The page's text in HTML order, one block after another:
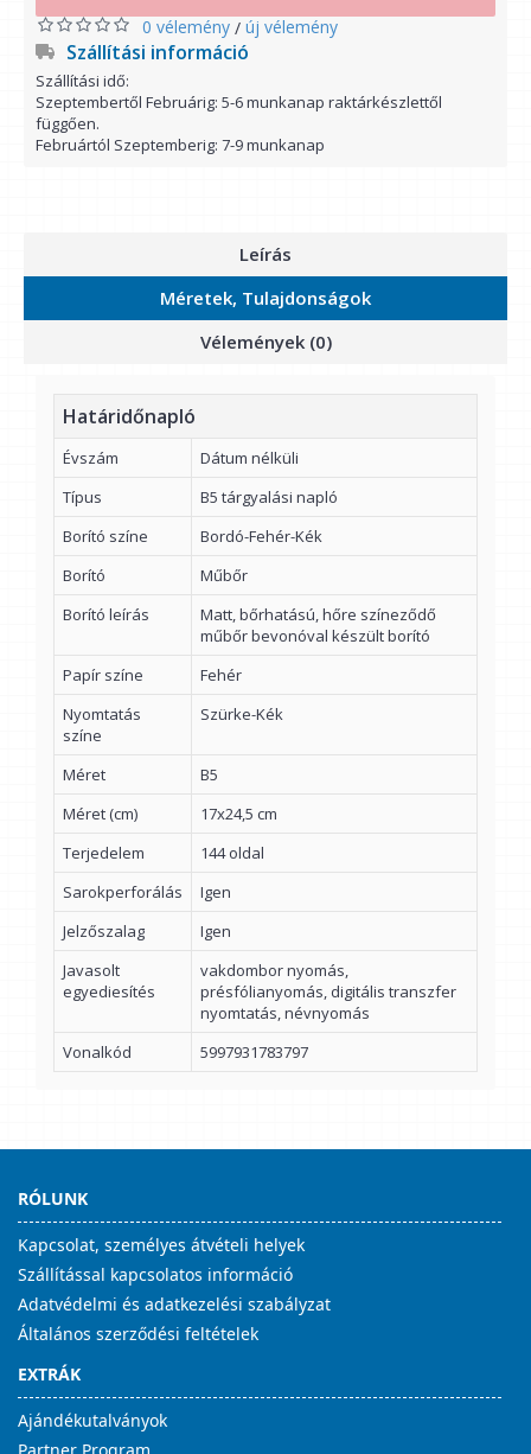
0 vélemény / új vélemény
Szállítási információ
Szállítási idő:
Szeptembertől Februárig: 5-6 munkanap raktárkészlettől
függően.
Februártól Szeptemberig: 7-9 munkanap
Leírás
Méretek, Tulajdonságok
Vélemények (0)
Határidőnapló
Évszám
Dátum nélküli
Típus
B5 tárgyalási napló
Borító színe
Bordó-Fehér-Kék
Borító
Műbőr
Borító leírás
Matt, bőrhatású, hőre színeződő
műbőr bevonóval készült borító
Papír színe
Fehér
Nyomtatás
színe
Szürke-Kék
Méret
B5
Méret (cm)
17x24,5 cm
Terjedelem
144 oldal
Sarokperforálás
Igen
Jelzőszalag
Igen
Javasolt
egyediesítés
vakdombor nyomás,
présfólianyomás, digitális transzfer
nyomtatás, névnyomás
Vonalkód
5997931783797
RÓLUNK
Kapcsolat, személyes átvételi helyek
Szállítással kapcsolatos információ
Adatvédelmi és adatkezelési szabályzat
Általános szerződési feltételek
EXTRÁK
Ajándékutalványok